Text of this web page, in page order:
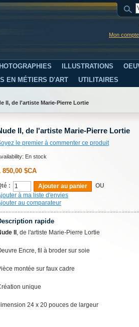
Mon compte
ILLUSTRATIONS
EN MÉTIERS D'ART UTILITAIRES
II, de l'artiste Marie-Pierre Lortie
II, de l'artiste Marie-Pierre Lortie
le premier à commenter ce produit
En stock
850,00 $CA
: Ajouter au panier
OU
à ma liste d'envies
au comparateur
rapide
II, de l'artiste Marie-Pierre Lortie
Encre, fil à broder sur soie
montée sur faux cadre
unique
24 x 20 pouces de largeur